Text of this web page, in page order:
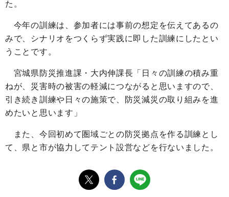
た。
今年の訓練は、参加者には事前の想定を伝えてあるの
みで、シナリオをつくらず実践に即した訓練にしたとい
うことです。
宮城県防災推進課・大内伸課長「日々の訓練の積み重
ねが、災害時の被害の軽減につながると思いますので、
引き続き訓練や日々の施策で、防災減災の取り組みを進
めたいと思います」
また、今回初めて圏域ごとの防災拠点を作る訓練とし
て、県と市が協力してテント設営などを行ないました。